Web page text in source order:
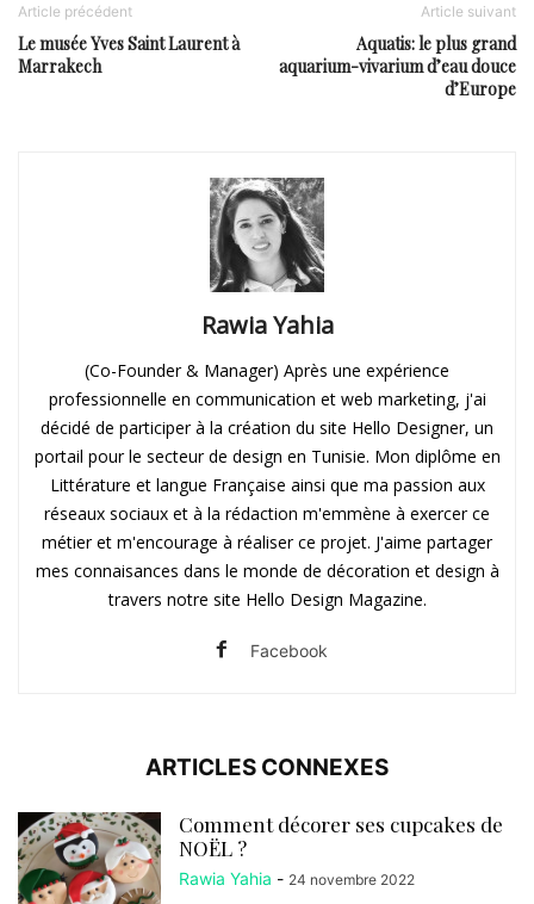
Article précédent
Le musée Yves Saint Laurent à
Marrakech
Article suivant
Aquatis: le plus grand
aquarium-vivarium d’eau douce
d’Europe
Rawia Yahia
(Co-Founder & Manager) Après une expérience
professionnelle en communication et web marketing, j'ai
décidé de participer à la création du site Hello Designer, un
portail pour le secteur de design en Tunisie. Mon diplôme en
Littérature et langue Française ainsi que ma passion aux
réseaux sociaux et à la rédaction m'emmène à exercer ce
métier et m'encourage à réaliser ce projet. J'aime partager
mes connaisances dans le monde de décoration et design à
travers notre site Hello Design Magazine.
Facebook
ARTICLES CONNEXES
Comment décorer ses cupcakes de
NOËL ?
Rawia Yahia - 24 novembre 2022